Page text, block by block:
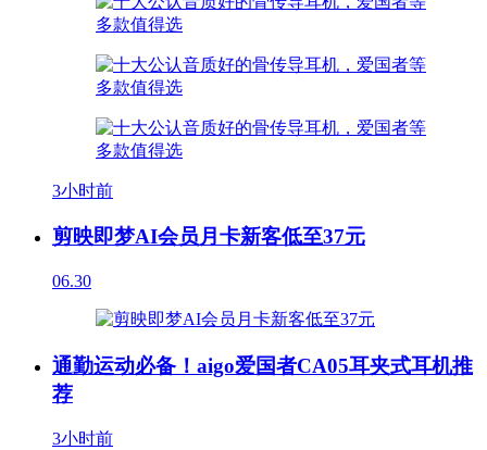
3小时前
剪映即梦AI会员月卡新客低至37元
06.30
通勤运动必备！aigo爱国者CA05耳夹式耳机推
荐
3小时前